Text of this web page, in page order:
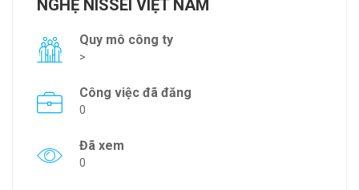
NGHỆ NISSEI VIỆT NAM
Quy mô công ty
>
Công việc đã đăng
0
Đã xem
0